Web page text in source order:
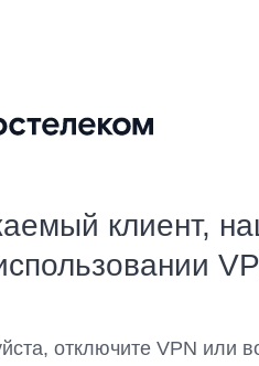
клиент,
отключите VPN или